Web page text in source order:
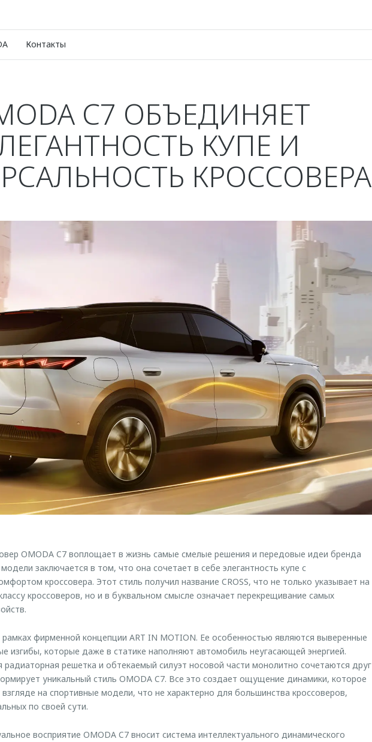
Контакты
C7 ОБЪЕДИНЯЕТ
КУПЕ И
КРОССОВЕРА
OMODA C7 воплощает в жизнь самые смелые решения и передовые идеи бренда
заключается в том, что она сочетает в себе элегантность купе с
кроссовера. Этот стиль получил название CROSS, что не только указывает на
кроссоверов, но и в буквальном смысле означает перекрещивание самых
фирменной концепции ART IN MOTION. Ее особенностью являются выверенные
изгибы, которые даже в статике наполняют автомобиль неугасающей энергией.
радиаторная решетка и обтекаемый силуэт носовой части монолитно сочетаются друг
уникальный стиль OMODA C7. Все это создает ощущение динамики, которое
на спортивные модели, что не характерно для большинства кроссоверов,
по своей сути.
восприятие OMODA C7 вносит система интеллектуального динамического